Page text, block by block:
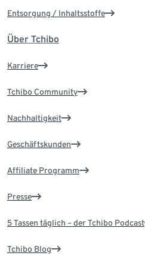
Entsorgung / Inhaltsstoffe
Über Tchibo
Karriere
Tchibo Community
Nachhaltigkeit
Geschäftskunden
Affiliate Programm
Presse
5 Tassen täglich – der Tchibo Podcast
Tchibo Blog